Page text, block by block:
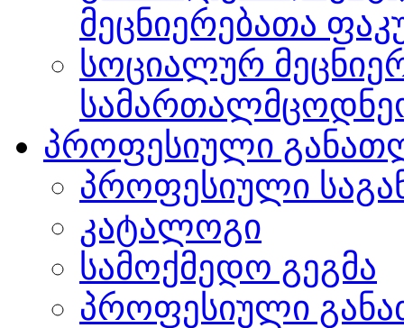
მეცნიერებათა
სოციალურ
პროფესიული
პროფესიული
კატალოგი
სამოქმედო გეგმა
პროფესიული